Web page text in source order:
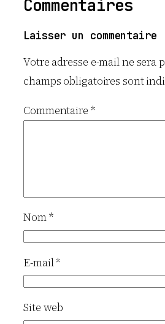
Commentaires
Laisser un commentaire
Votre adresse e-mail ne sera
champs obligatoires sont
Commentaire *
Nom*
E-mail*
Site web